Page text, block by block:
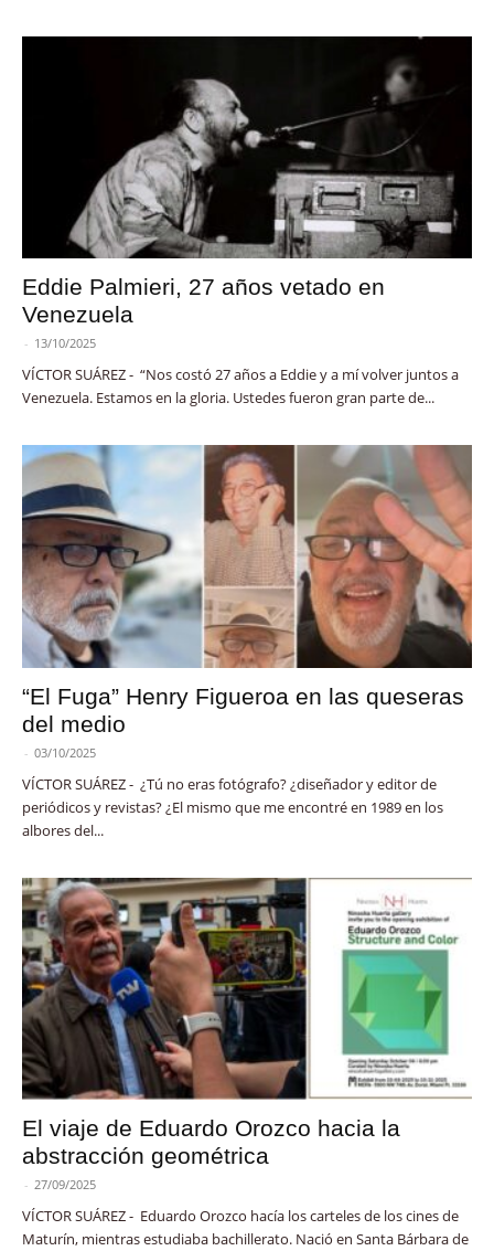
Eddie Palmieri, 27 años vetado en
Venezuela
- 13/10/2025
VÍCTOR SUÁREZ - “Nos costó 27 años a Eddie y a mí volver juntos a
Venezuela. Estamos en la gloria. Ustedes fueron gran parte de...
“El Fuga” Henry Figueroa en las queseras
del medio
- 03/10/2025
VÍCTOR SUÁREZ - ¿Tú no eras fotógrafo? ¿diseñador y editor de
periódicos y revistas? ¿El mismo que me encontré en 1989 en los
albores del...
El viaje de Eduardo Orozco hacia la
abstracción geométrica
- 27/09/2025
VÍCTOR SUÁREZ - Eduardo Orozco hacía los carteles de los cines de
Maturín, mientras estudiaba bachillerato. Nació en Santa Bárbara de